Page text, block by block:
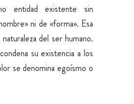
entidad existente sin
ni de «forma». Esa
del ser humano.
su existencia a los
se denomina egoísmo o